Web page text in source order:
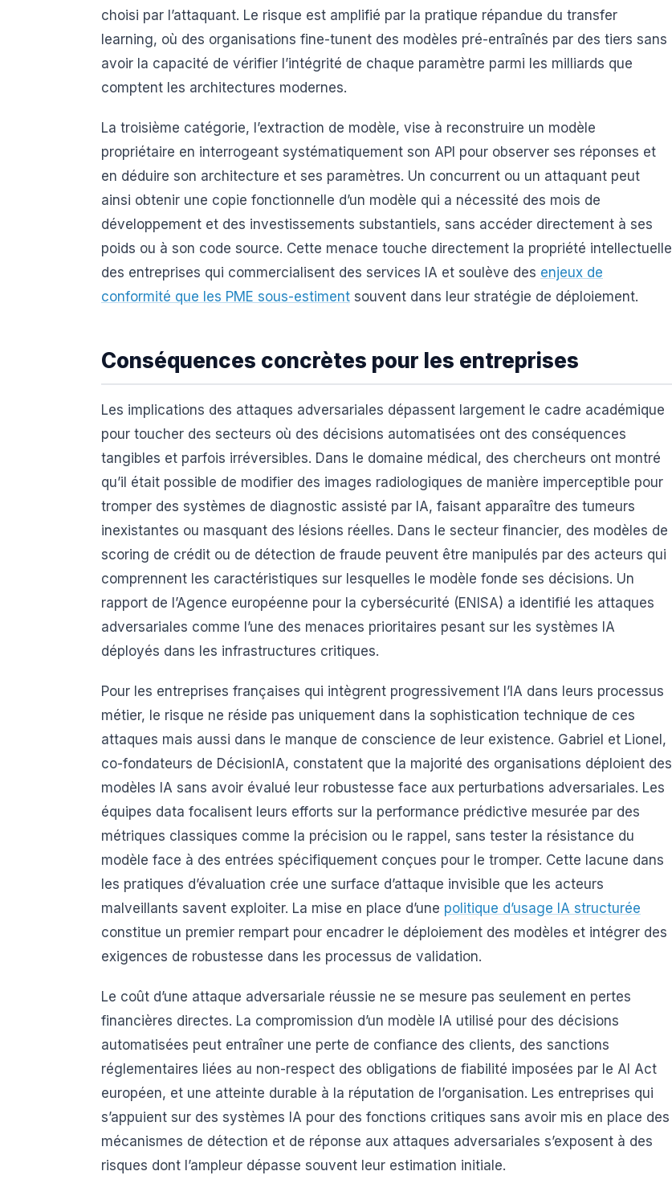
choisi par l’attaquant. Le risque est amplifié par la pratique répandue du transfer
learning, où des organisations fine-tunent des modèles pré-entraînés par des tiers sans
avoir la capacité de vérifier l’intégrité de chaque paramètre parmi les milliards que
comptent les architectures modernes.
La troisième catégorie, l’extraction de modèle, vise à reconstruire un modèle
propriétaire en interrogeant systématiquement son API pour observer ses réponses et
en déduire son architecture et ses paramètres. Un concurrent ou un attaquant peut
ainsi obtenir une copie fonctionnelle d’un modèle qui a nécessité des mois de
développement et des investissements substantiels, sans accéder directement à ses
poids ou à son code source. Cette menace touche directement la propriété intellectuelle
des entreprises qui commercialisent des services IA et soulève des enjeux de
conformité que les PME sous-estiment souvent dans leur stratégie de déploiement.
Conséquences concrètes pour les entreprises
Les implications des attaques adversariales dépassent largement le cadre académique
pour toucher des secteurs où des décisions automatisées ont des conséquences
tangibles et parfois irréversibles. Dans le domaine médical, des chercheurs ont montré
qu’il était possible de modifier des images radiologiques de manière imperceptible pour
tromper des systèmes de diagnostic assisté par IA, faisant apparaître des tumeurs
inexistantes ou masquant des lésions réelles. Dans le secteur financier, des modèles de
scoring de crédit ou de détection de fraude peuvent être manipulés par des acteurs qui
comprennent les caractéristiques sur lesquelles le modèle fonde ses décisions. Un
rapport de l’Agence européenne pour la cybersécurité (ENISA) a identifié les attaques
adversariales comme l’une des menaces prioritaires pesant sur les systèmes IA
déployés dans les infrastructures critiques.
Pour les entreprises françaises qui intègrent progressivement l’IA dans leurs processus
métier, le risque ne réside pas uniquement dans la sophistication technique de ces
attaques mais aussi dans le manque de conscience de leur existence. Gabriel et Lionel,
co-fondateurs de DécisionIA, constatent que la majorité des organisations déploient des
modèles IA sans avoir évalué leur robustesse face aux perturbations adversariales. Les
équipes data focalisent leurs efforts sur la performance prédictive mesurée par des
métriques classiques comme la précision ou le rappel, sans tester la résistance du
modèle face à des entrées spécifiquement conçues pour le tromper. Cette lacune dans
les pratiques d’évaluation crée une surface d’attaque invisible que les acteurs
malveillants savent exploiter. La mise en place d’une politique d’usage IA structurée
constitue un premier rempart pour encadrer le déploiement des modèles et intégrer des
exigences de robustesse dans les processus de validation.
Le coût d’une attaque adversariale réussie ne se mesure pas seulement en pertes
financières directes. La compromission d’un modèle IA utilisé pour des décisions
automatisées peut entraîner une perte de confiance des clients, des sanctions
réglementaires liées au non-respect des obligations de fiabilité imposées par le AI Act
européen, et une atteinte durable à la réputation de l’organisation. Les entreprises qui
s’appuient sur des systèmes IA pour des fonctions critiques sans avoir mis en place des
mécanismes de détection et de réponse aux attaques adversariales s’exposent à des
risques dont l’ampleur dépasse souvent leur estimation initiale.